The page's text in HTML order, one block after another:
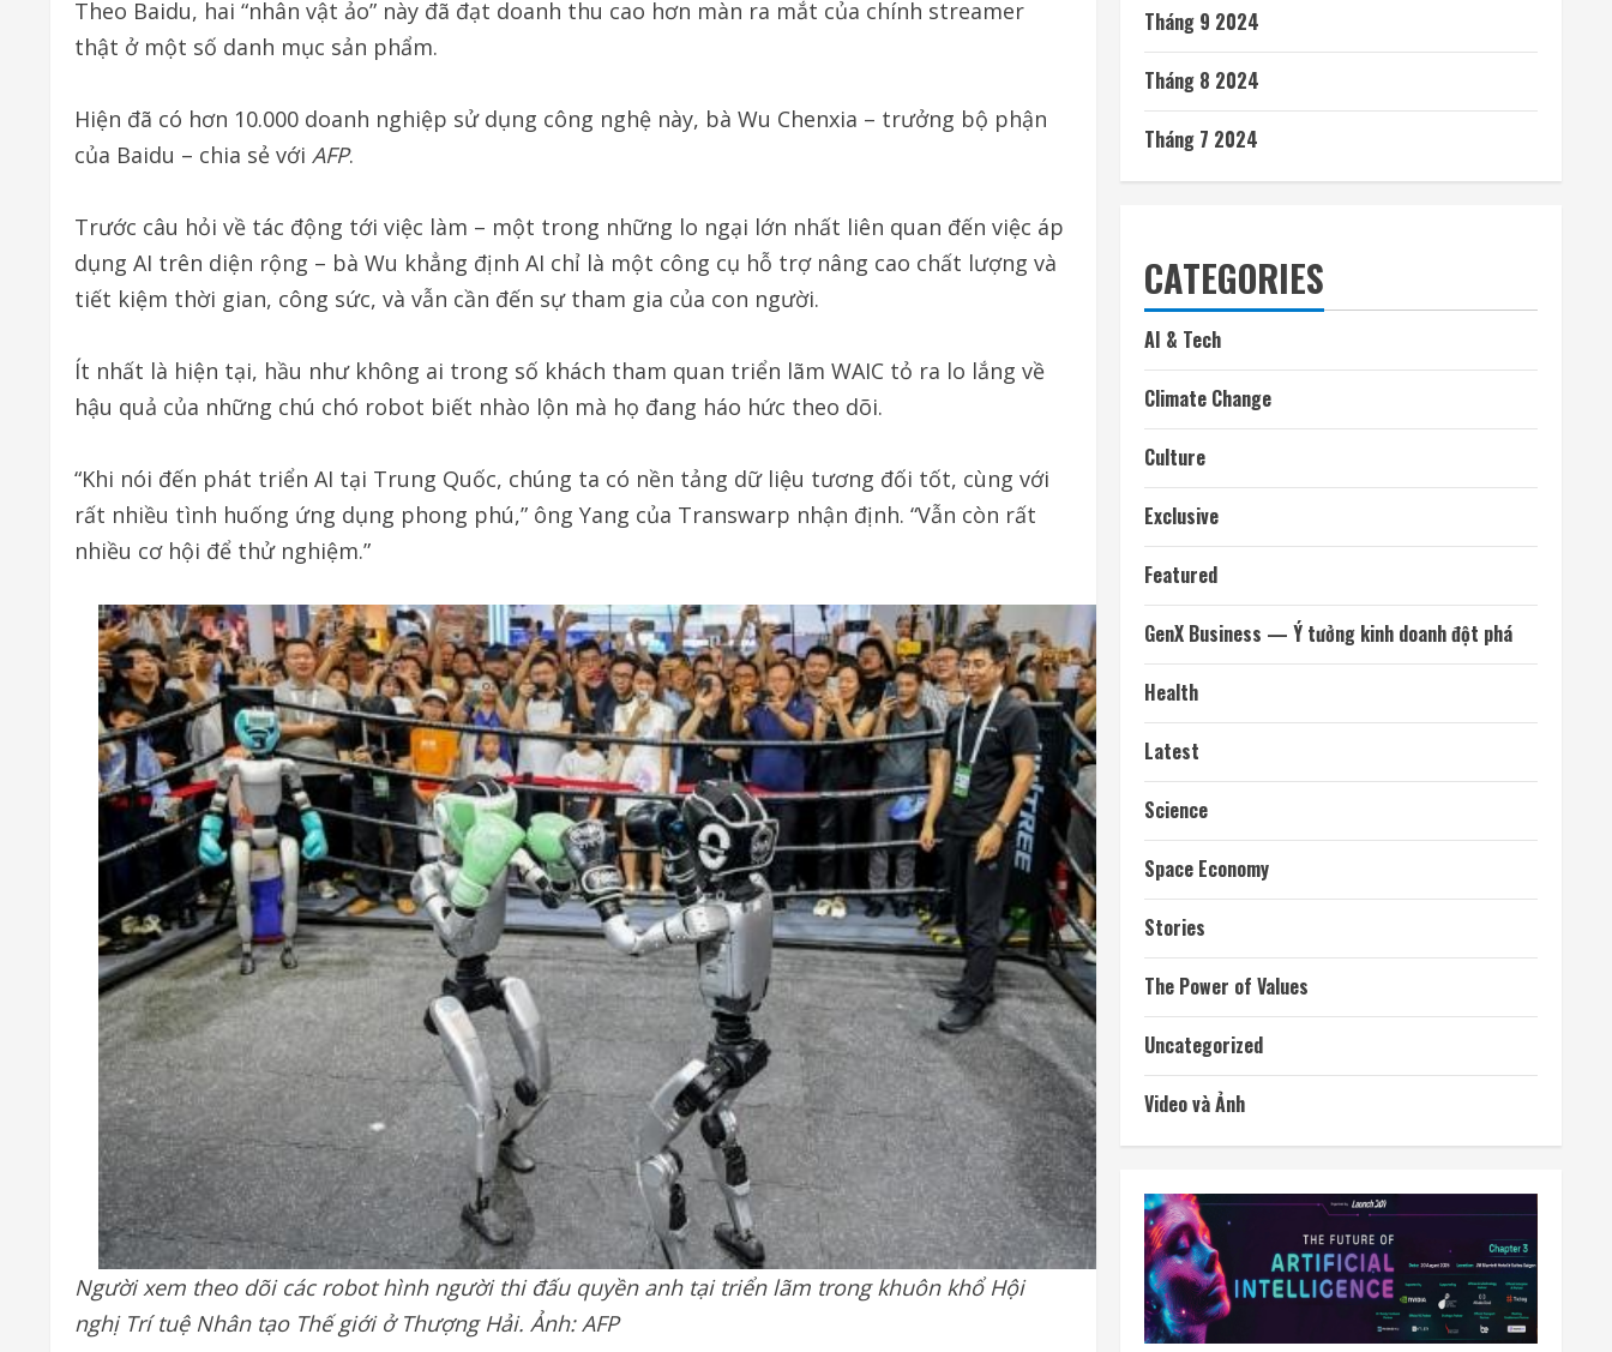
Theo Baidu, hai “nhân vật ảo” này đã đạt doanh thu cao hơn màn ra mắt của chính streamer
thật ở một số danh mục sản phẩm.
Hiện đã có hơn 10.000 doanh nghiệp sử dụng công nghệ này, bà Wu Chenxia – trưởng bộ phận
của Baidu – chia sẻ với AFP.
Trước câu hỏi về tác động tới việc làm – một trong những lo ngại lớn nhất liên quan đến việc áp
dụng AI trên diện rộng – bà Wu khẳng định AI chỉ là một công cụ hỗ trợ nâng cao chất lượng và
tiết kiệm thời gian, công sức, và vẫn cần đến sự tham gia của con người.
Ít nhất là hiện tại, hầu như không ai trong số khách tham quan triển lãm WAIC tỏ ra lo lắng về
hậu quả của những chú chó robot biết nhào lộn mà họ đang háo hức theo dõi.
“Khi nói đến phát triển AI tại Trung Quốc, chúng ta có nền tảng dữ liệu tương đối tốt, cùng với
rất nhiều tình huống ứng dụng phong phú,” ông Yang của Transwarp nhận định. “Vẫn còn rất
nhiều cơ hội để thử nghiệm.”
Người xem theo dõi các robot hình người thi đấu quyền anh tại triển lãm trong khuôn khổ Hội
nghị Trí tuệ Nhân tạo Thế giới ở Thượng Hải. Ảnh: AFP
Tháng 9 2024
Tháng 8 2024
Tháng 7 2024
CATEGORIES
AI & Tech
Climate Change
Culture
Exclusive
Featured
GenX Business — Ý tưởng kinh doanh đột phá
Health
Latest
Science
Space Economy
Stories
The Power of Values
Uncategorized
Video và Ảnh